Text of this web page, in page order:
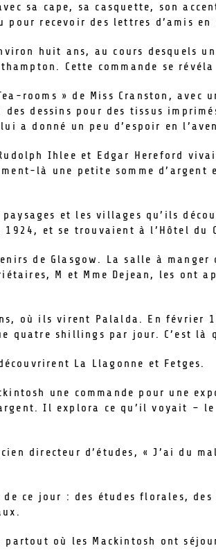
sa cape, sa casquette, son
recevoir des lettres d’amis en
huit ans, au cours desquels
Cette commande se
rooms » de Miss Cranston, avec
dessins pour des tissus
a donné un peu d’espoir en
Ihlee et Edgar Hereford
là une petite somme d’argent
et les villages qu’ils
et se trouvaient à l’Hôtel du
de Glasgow. La salle à
M et Mme Dejean, les ont
où ils virent Palalda. En février
shillings par jour. C’est là
La Llagonne et Fetges.
une commande pour une
Il explora ce qu’il voyait –
directeur d’études, « J’ai du
ce jour : des études florales, des
où les Mackintosh ont